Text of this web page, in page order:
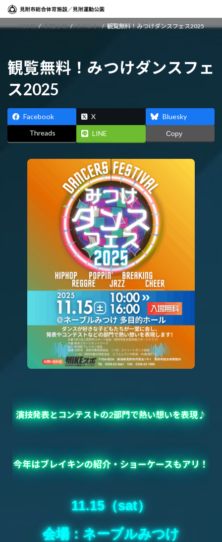
ン
テ
ビ
ゲ
HOME お知らせ イベント 観覧無料！みつけダンスフェス2025
観覧無料！みつけダンスフェ
ス2025
Facebook X
Bluesky
Threads
LINE Copy
演技発表とコンテストの2部門で熱い想いを表現♪
今年はブレイキンの紹介・ショーケースもアリ！
11.15（sat）
会場：ネーブルみつけ